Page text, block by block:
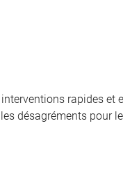
rapides
désagréments pour